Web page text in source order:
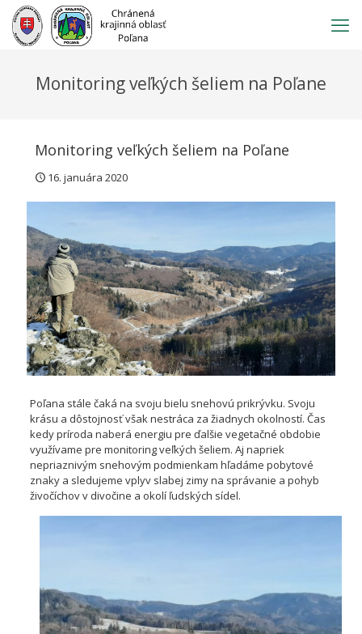
Prejsť
obsah
Monitoring veľkých šeliem na Poľane
Monitoring veľkých šeliem na Poľane
16. januára 2020
Poľana stále čaká na svoju bielu snehovú prikrývku. Svoju
krásu a dôstojnosť však nestráca za žiadnych okolností. Čas
kedy príroda naberá energiu pre ďalšie vegetačné obdobie
využívame pre monitoring veľkých šeliem. Aj napriek
nepriaznivým snehovým podmienkam hľadáme pobytové
znaky a sledujeme vplyv slabej zimy na správanie a pohyb
živočíchov v divočine a okolí ľudských sídel.